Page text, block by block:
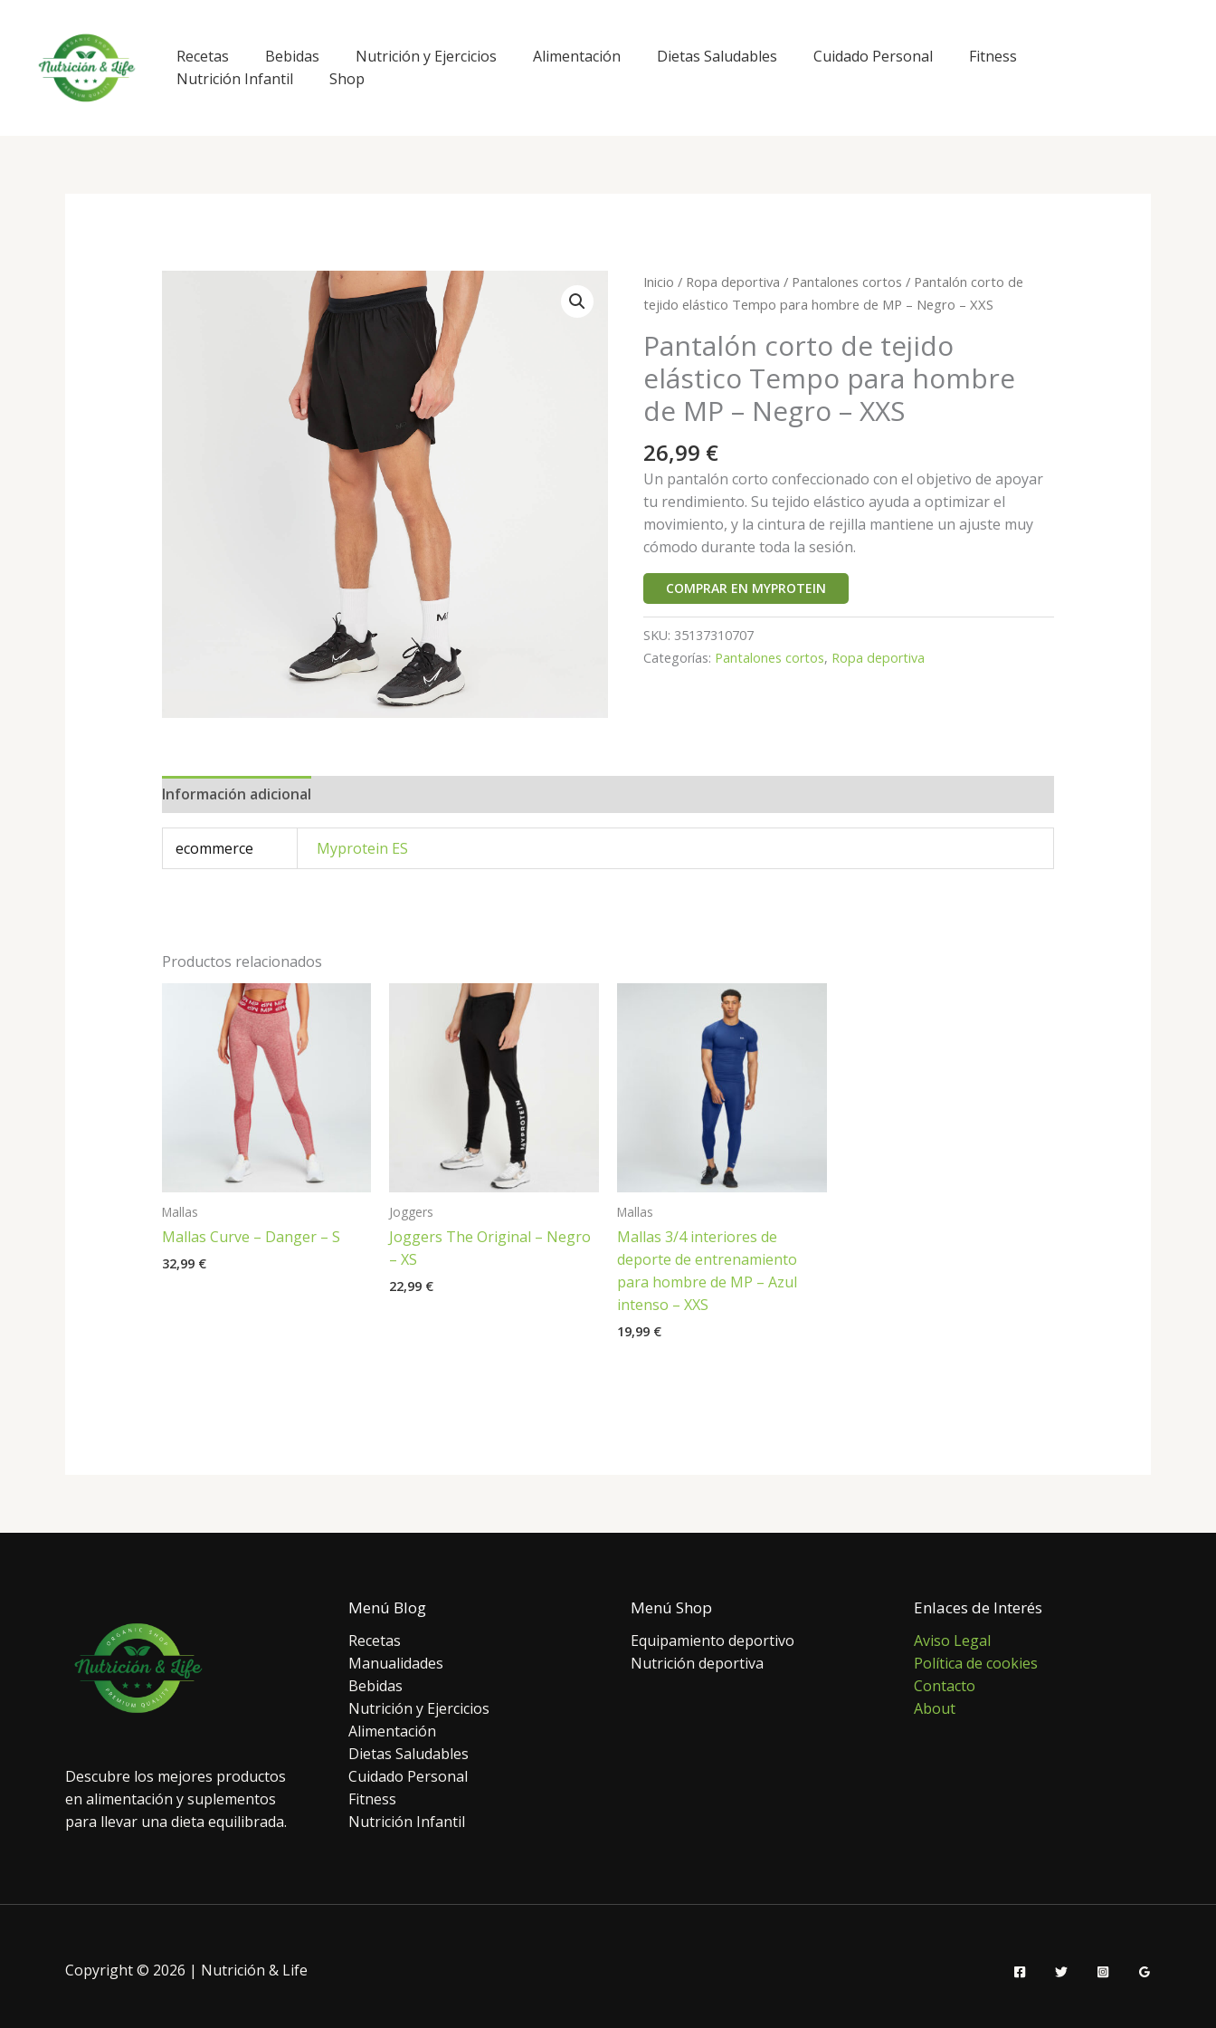
contenido
Recetas Bebidas Nutrición y Ejercicios Alimentación Dietas Saludables Cuidado Personal
Fitness
Nutrición Infantil
Shop
Inicio / Ropa deportiva / Pantalones cortos / Pantalón corto de
tejido elástico Tempo para hombre de MP – Negro – XXS
Pantalón corto de tejido
elástico Tempo para hombre
de MP – Negro – XXS
26,99 €
Un pantalón corto confeccionado con el objetivo de apoyar
tu rendimiento. Su tejido elástico ayuda a optimizar el
movimiento, y la cintura de rejilla mantiene un ajuste muy
cómodo durante toda la sesión.
COMPRAR EN MYPROTEIN
SKU: 35137310707
Categorías: Pantalones cortos, Ropa deportiva
Información adicional
ecommerce Myprotein ES
Productos relacionados
Mallas
Mallas Curve – Danger – S
32,99 €
Joggers
Joggers The Original – Negro
– XS
22,99 €
Mallas
Mallas 3/4 interiores de
deporte de entrenamiento
para hombre de MP – Azul
intenso – XXS
19,99 €
Descubre los mejores productos
en alimentación y suplementos
para llevar una dieta equilibrada.
Menú Blog
Recetas
Manualidades
Bebidas
Nutrición y Ejercicios
Alimentación
Dietas Saludables
Cuidado Personal
Fitness
Nutrición Infantil
Menú Shop
Equipamiento deportivo
Nutrición deportiva
Enlaces de Interés
Aviso Legal
Política de cookies
Contacto
About
Copyright © 2026 | Nutrición & Life